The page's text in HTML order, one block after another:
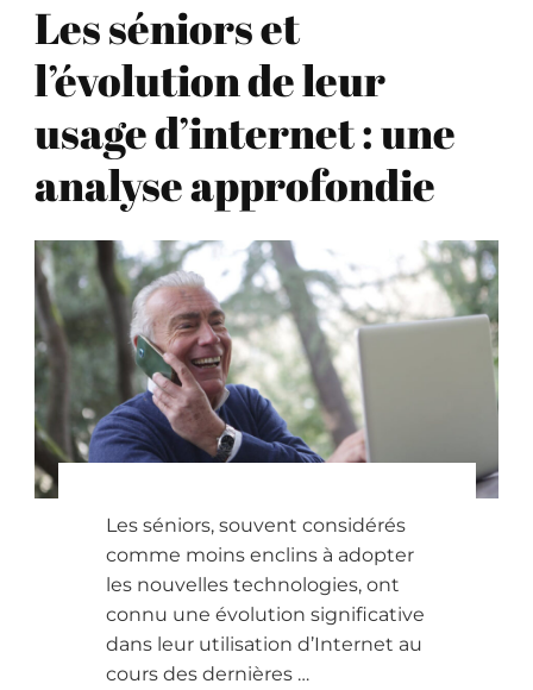
Les séniors et
l’évolution de leur
usage d’internet : une
analyse approfondie
Les séniors, souvent considérés
comme moins enclins à adopter
les nouvelles technologies, ont
connu une évolution significative
dans leur utilisation d’Internet au
cours des dernières …